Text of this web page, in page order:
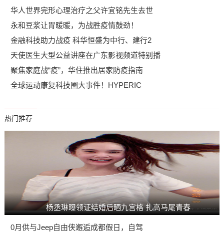
华人世界完形心理治疗之父许宜铭先生去世
永和豆浆让胃暖暖，为战胜疫情鼓劲！
金融科技助力战疫 科华恒盛为中行、建行2
天使医生大型公益讲座在广东影视频道特别播
聚焦家庭战“疫”，华住推出居家防疫指南
全球运动康复科技圈大事件！HYPERIC
热门推荐
杨丞琳曝领证结婚后晒九宫格 扎高马尾青春
0月供与Jeep自由侠邂逅成都假日，自驾